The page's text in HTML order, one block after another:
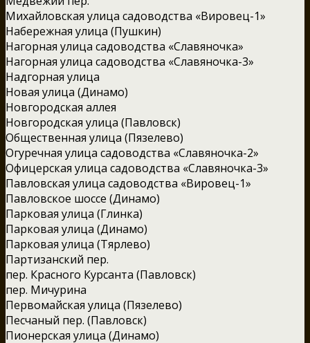
Михайловская улица садоводства «Вировец-1»
Набережная улица (Пушкин)
Нагорная улица садоводства «Славяночка»
Нагорная улица садоводства «Славяночка-3»
Надгорная улица
Новая улица (Динамо)
Новгородская аллея
Новгородская улица (Павловск)
Общественная улица (Пязелево)
Огуречная улица садоводства «Славяночка-2»
Офицерская улица садоводства «Славяночка-3»
Павловская улица садоводства «Вировец-1»
Павловское шоссе (Динамо)
Парковая улица (Глинка)
Парковая улица (Динамо)
Парковая улица (Тярлево)
Партизанский пер.
пер. Красного Курсанта (Павловск)
пер. Мичурина
Первомайская улица (Пязелево)
Песчаный пер. (Павловск)
Пионерская улица (Динамо)